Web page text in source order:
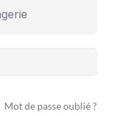
Mot de passe oublié ?